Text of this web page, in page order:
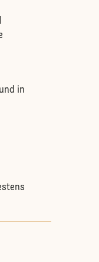
in